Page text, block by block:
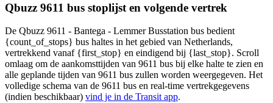
Qbuzz 9611 bus stoplijst en volgende vertrek
De Qbuzz 9611 - Bantega - Lemmer Busstation bus bedient
{count_of_stops} bus haltes in het gebied van Netherlands,
vertrekkend vanaf {first_stop} en eindigend bij {last_stop}. Scroll
omlaag om de aankomsttijden van 9611 bus bij elke halte te zien en
alle geplande tijden van 9611 bus zullen worden weergegeven. Het
volledige schema van de 9611 bus en real-time vertrekgegevens
(indien beschikbaar) vind je in de Transit app.